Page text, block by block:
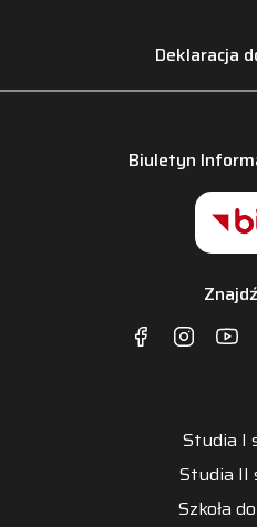
Deklaracja
Biuletyn
Studia I
Studia II
Szkoła